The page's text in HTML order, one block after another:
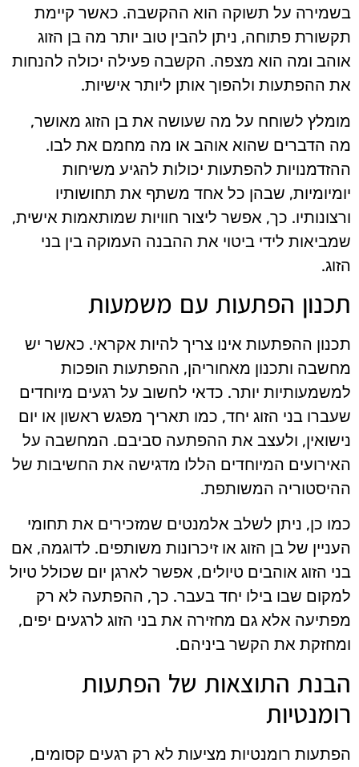
בשמירה על תשוקה הוא ההקשבה. כאשר קיימת
תקשורת פתוחה, ניתן להבין טוב יותר מה בן הזוג
אוהב ומה הוא מצפה. הקשבה פעילה יכולה להנחות
את ההפתעות ולהפוך אותן ליותר אישיות.
מומלץ לשוחח על מה שעושה את בן הזוג מאושר,
מה הדברים שהוא אוהב או מה מחמם את לבו.
ההזדמנויות להפתעות יכולות להגיע משיחות
יומיומיות, שבהן כל אחד משתף את תחושותיו
ורצונותיו. כך, אפשר ליצור חוויות שמותאמות אישית,
שמביאות לידי ביטוי את ההבנה העמוקה בין בני
הזוג.
תכנון הפתעות עם משמעות
תכנון ההפתעות אינו צריך להיות אקראי. כאשר יש
מחשבה ותכנון מאחוריהן, ההפתעות הופכות
למשמעותיות יותר. כדאי לחשוב על רגעים מיוחדים
שעברו בני הזוג יחד, כמו תאריך מפגש ראשון או יום
נישואין, ולעצב את ההפתעה סביבם. המחשבה על
האירועים המיוחדים הללו מדגישה את החשיבות של
ההיסטוריה המשותפת.
כמו כן, ניתן לשלב אלמנטים שמזכירים את תחומי
העניין של בן הזוג או זיכרונות משותפים. לדוגמה, אם
בני הזוג אוהבים טיולים, אפשר לארגן יום שכולל טיול
למקום שבו בילו יחד בעבר. כך, ההפתעה לא רק
מפתיעה אלא גם מחזירה את בני הזוג לרגעים יפים,
ומחזקת את הקשר ביניהם.
הבנת התוצאות של הפתעות
רומנטיות
הפתעות רומנטיות מציעות לא רק רגעים קסומים,